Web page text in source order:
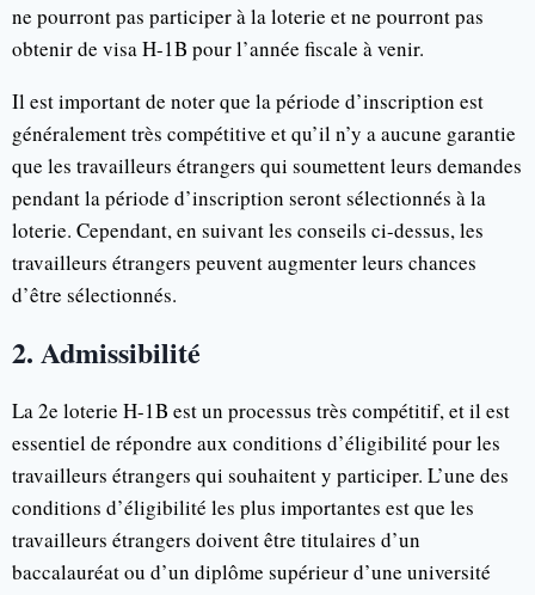
ne pourront pas participer à la loterie et ne pourront pas
obtenir de visa H-1B pour l’année fiscale à venir.
Il est important de noter que la période d’inscription est
généralement très compétitive et qu’il n’y a aucune garantie
que les travailleurs étrangers qui soumettent leurs demandes
pendant la période d’inscription seront sélectionnés à la
loterie. Cependant, en suivant les conseils ci-dessus, les
travailleurs étrangers peuvent augmenter leurs chances
d’être sélectionnés.
2. Admissibilité
La 2e loterie H-1B est un processus très compétitif, et il est
essentiel de répondre aux conditions d’éligibilité pour les
travailleurs étrangers qui souhaitent y participer. L’une des
conditions d’éligibilité les plus importantes est que les
travailleurs étrangers doivent être titulaires d’un
baccalauréat ou d’un diplôme supérieur d’une université